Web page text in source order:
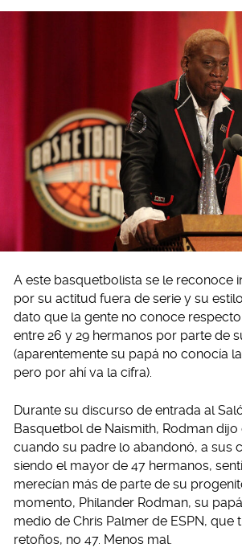
A este basquetbolista se le reconoce
por su actitud fuera de serie y su
dato que la gente no conoce
entre 26 y 29 hermanos por parte de
(aparentemente su papá no conocía
pero por ahí va la cifra).
Durante su discurso de entrada al
Basquetbol de Naismith, Rodman dijo
cuando su padre lo abandonó, a sus
siendo el mayor de 47 hermanos,
merecían más de parte de su
momento, Philander Rodman, su
medio de Chris Palmer de ESPN, que
retoños, no 47. Menos mal.